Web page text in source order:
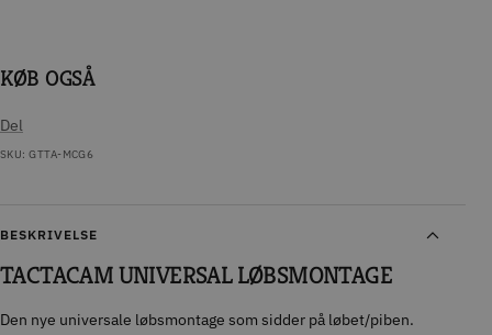
KØB OGSÅ
Del
SKU:GTTA-MCG6
BESKRIVELSE
TACTACAM UNIVERSAL LØBSMONTAGE
Den nye universale løbsmontage som sidder på løbet/piben.